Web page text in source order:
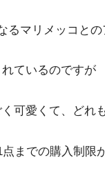
るマリメッコとの
ているのですが
可愛くて、どれ
までの購入制限